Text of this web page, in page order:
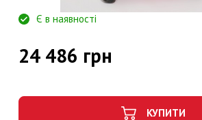
Є в наявності
24 486 грн
КУПИТИ